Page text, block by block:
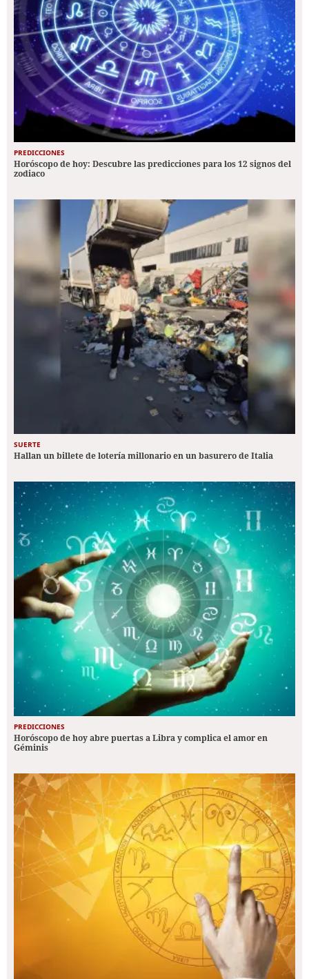
PREDICCIONES
Horóscopo de hoy: Descubre las predicciones para los 12 signos del
zodiaco
SUERTE
Hallan un billete de lotería millonario en un basurero de Italia
PREDICCIONES
Horóscopo de hoy abre puertas a Libra y complica el amor en
Géminis